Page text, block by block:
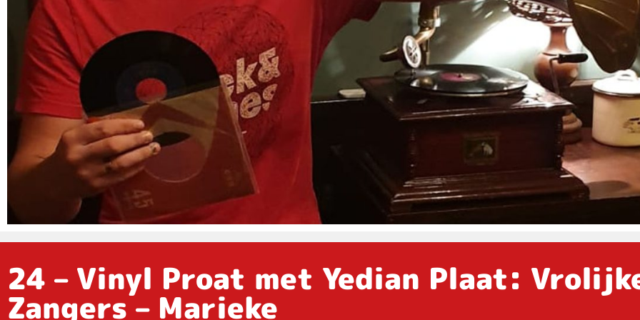
24 – Vinyl Proat met Yedian Plaat:
Zangers – Marieke